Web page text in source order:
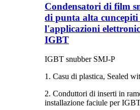
Condensatori di film
di punta alta cuncepiti
l'applicazioni
IGBT
IGBT snubber SMJ-P
1. Casu di plastica, Sealed
2. Conduttori di inserti in
installazione faciule per